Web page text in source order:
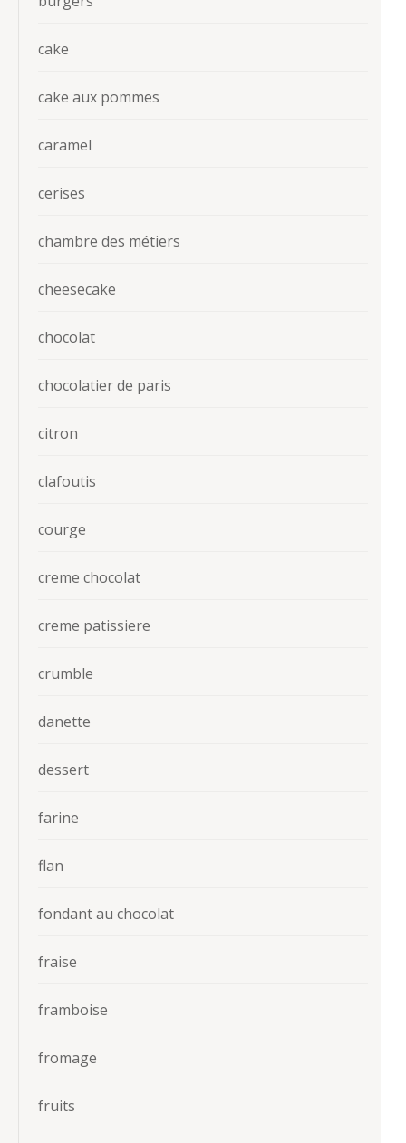
cake
cake aux pommes
caramel
cerises
chambre des métiers
cheesecake
chocolat
chocolatier de paris
citron
clafoutis
courge
creme chocolat
creme patissiere
crumble
danette
dessert
farine
flan
fondant au chocolat
fraise
framboise
fromage
fruits